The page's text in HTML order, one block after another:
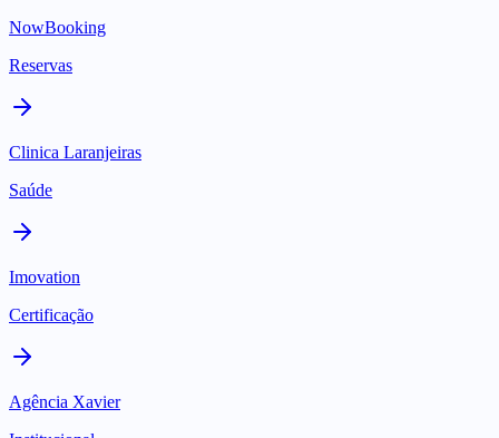
NowBooking
Reservas
Clinica Laranjeiras
Saúde
Imovation
Certificação
Agência Xavier